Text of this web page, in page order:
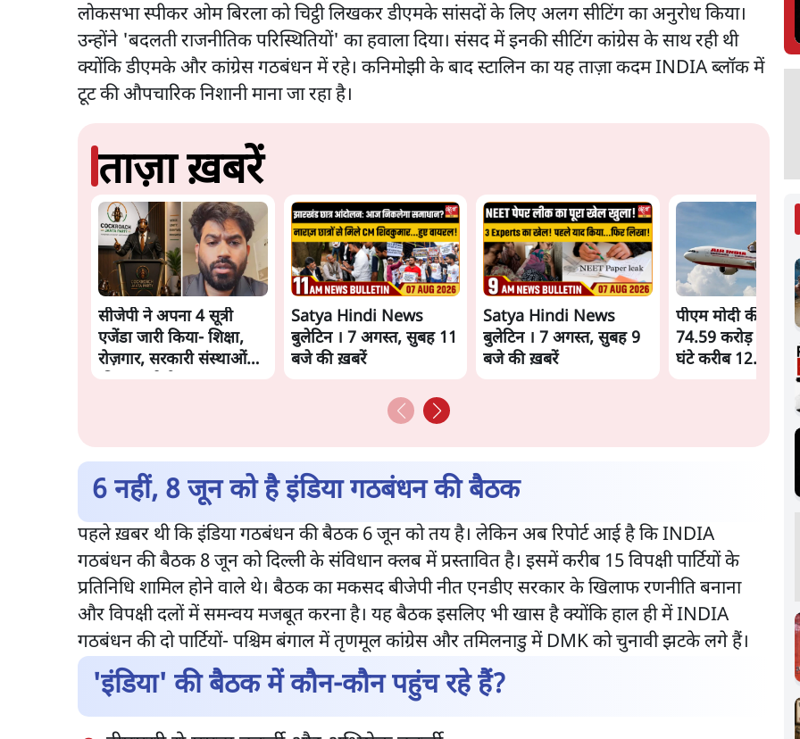
लोकसभा स्पीकर ओम बिरला को चिट्ठी लिखकर डीएमके सांसदों के लिए अलग सीटिंग का अनुरोध किया।
उन्होंने 'बदलती राजनीतिक परिस्थितियों' का हवाला दिया। संसद में इनकी सीटिंग कांग्रेस के साथ रही थी
क्योंकि डीएमके और कांग्रेस गठबंधन में रहे। कनिमोझी के बाद स्टालिन का यह ताज़ा कदम INDIA ब्लॉक में
टूट की औपचारिक निशानी माना जा रहा है।
ताज़ा ख़बरें
सीजेपी ने अपना 4 सूत्री
एजेंडा जारी किया- शिक्षा,
रोज़गार, सरकारी संस्थाओं
Satya Hindi News
बुलेटिन । 7 अगस्त, सुबह 11
बजे की ख़बरें
Satya Hindi News
बुलेटिन । 7 अगस्त, सुबह 9
बजे की ख़बरें
पीएम मोदी की विदेश
74.59 करोड़ रुपये
घंटे करीब 12.4 लाख
6 नहीं, 8 जून को है इंडिया गठबंधन की बैठक
पहले ख़बर थी कि इंडिया गठबंधन की बैठक 6 जून को तय है। लेकिन अब रिपोर्ट आई है कि INDIA
गठबंधन की बैठक 8 जून को दिल्ली के संविधान क्लब में प्रस्तावित है। इसमें करीब 15 विपक्षी पार्टियों के
प्रतिनिधि शामिल होने वाले थे। बैठक का मकसद बीजेपी नीत एनडीए सरकार के खिलाफ रणनीति बनाना
और विपक्षी दलों में समन्वय मजबूत करना है। यह बैठक इसलिए भी खास है क्योंकि हाल ही में INDIA
गठबंधन की दो पार्टियों- पश्चिम बंगाल में तृणमूल कांग्रेस और तमिलनाडु में DMK को चुनावी झटके लगे हैं।
'इंडिया' की बैठक में कौन-कौन पहुंच रहे हैं?